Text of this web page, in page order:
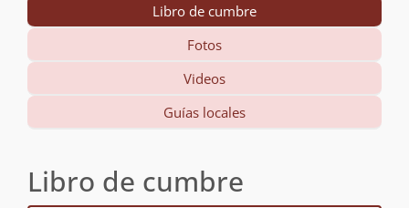
Libro de cumbre
Fotos
Videos
Guías locales
Libro de cumbre